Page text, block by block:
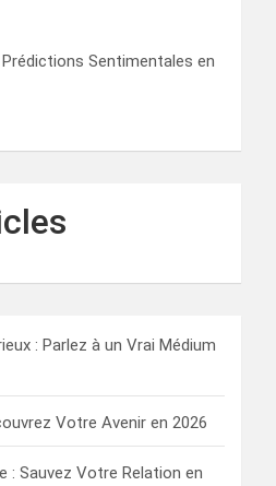
Sentimentales en
: Parlez à un Vrai Médium
Votre Avenir en 2026
: Sauvez Votre Relation en